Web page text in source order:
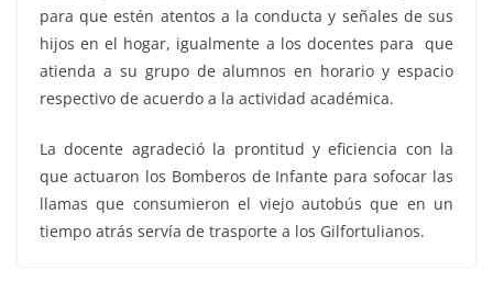
para que estén atentos a la conducta y señales de sus
hijos en el hogar, igualmente a los docentes para que
atienda a su grupo de alumnos en horario y espacio
respectivo de acuerdo a la actividad académica.
La docente agradeció la prontitud y eficiencia con la
que actuaron los Bomberos de Infante para sofocar las
llamas que consumieron el viejo autobús que en un
tiempo atrás servía de trasporte a los Gilfortulianos.